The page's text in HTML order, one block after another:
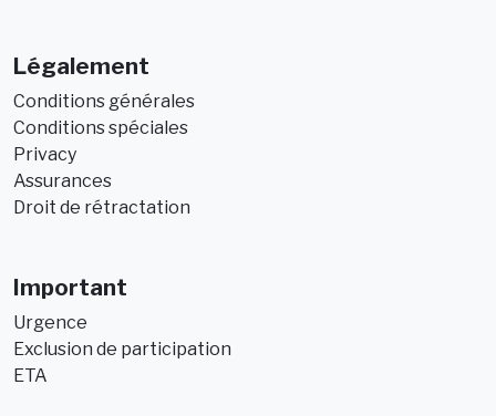
Légalement
Conditions générales
Conditions spéciales
Privacy
Assurances
Droit de rétractation
Important
Urgence
Exclusion de participation
ETA